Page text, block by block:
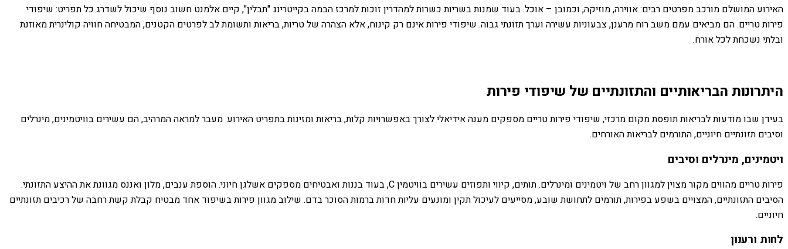
האירוע המושלם מורכב מפרטים רבים: אווירה, מוזיקה, וכמובן – אוכל. בעוד שמנות בשריות כשרות למהדרין זוכות למרכז הבמה בקייטרינג "תבלין", קיים אלמנט חשוב נוסף שיכול לשדרג כל תפריט: שיפודי
פירות טריים. הם מביאים עמם משב רוח מרענן, צבעוניות עשירה וערך תזונתי גבוה. שיפודי פירות אינם רק קינוח, אלא הצהרה של טריות, בריאות ותשומת לב לפרטים הקטנים, המבטיחה חוויה קולינרית מאוזנת
ובלתי נשכחת לכל אורח.
היתרונות הבריאותיים והתזונתיים של שיפודי פירות
בעידן שבו מודעות לבריאות תופסת מקום מרכזי, שיפודי פירות טריים מספקים מענה אידיאלי לצורך באפשרויות קלות, בריאות ומזינות בתפריט האירוע. מעבר למראה המרהיב, הם עשירים בוויטמינים, מינרלים
וסיבים תזונתיים חיוניים, התורמים לבריאות האורחים.
ויטמינים, מינרלים וסיבים
פירות טריים מהווים מקור מצוין למגוון רחב של ויטמינים ומינרלים. תותים, קיווי ותפוזים עשירים בוויטמין C, בעוד בננות ואבטיחים מספקים אשלגן חיוני. הוספת ענבים, מלון ואננס מגוונת את ההיצע התזונתי.
הסיבים התזונתיים, המצויים בשפע בפירות, תורמים לתחושת שובע, מסייעים לעיכול תקין ומונעים עליות חדות ברמות הסוכר בדם. שילוב מגוון פירות בשיפוד אחד מבטיח קבלת קשת רחבה של רכיבים תזונתיים
חיוניים.
לחות ורענון